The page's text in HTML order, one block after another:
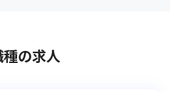
の求人